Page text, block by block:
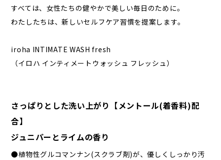
すべては、女性たちの健やかで美しい毎日のために。
わたしたちは、新しいセルフケア習慣を提案します。
iroha INTIMATE WASH fresh
（イロハ インティメートウォッシュ フレッシュ）
さっぱりとした洗い上がり【メントール(着香料)配
合】
ジュニパーとライムの香り
●植物性グルコマンナン(スクラブ剤)が、優しくしっかり汚